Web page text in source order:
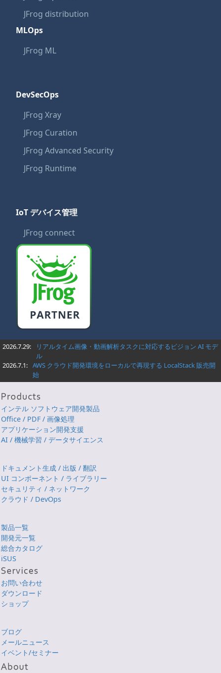
JFrog distribution
MLOps
JFrog ML
DevSecOps
JFrog Xray
JFrog Curation
JFrog Advanced Security
JFrog Runtime
IoT デバイス管理
JFrog connect
2026.7.29:
リアルタイム画像・動画解析タスクに対応するビジョン AI モデ
ル
2026.7.1: AWS クラウド開発環境をローカルで再現する LocalStack 販売開
始
インテル ソフトウェア開発製品
Office / PDF / 画像処理
アプリケーション開発支援
AI / 機械学習 / データサイエンス
ドキュメント生成 / 出版 / 翻訳
UI コンポーネント / ライブラリー
セキュリティ / ネットワーク
クラウド / DevOps
製品一覧
開発元一覧
総合カタログ
iSUS
お問い合わせ
ダウンロード
ショップ
ブログ
メールニュース
イベント/セミナー